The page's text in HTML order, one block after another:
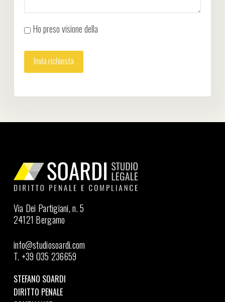
Ho preso visione della
Via Dei Partigiani, n. 5
24121 Bergamo
info@studiosoardi.com
T. +39 035 236659
STEFANO SOARDI
DIRITTO PENALE